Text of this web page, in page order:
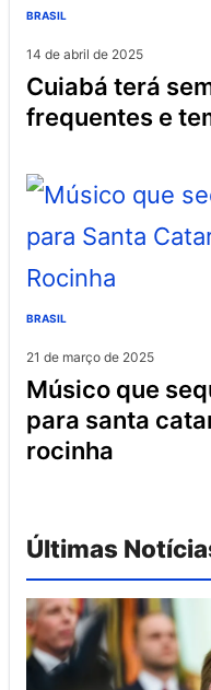
BRASIL
14 de abril de 2025
cuiabá terá semana com chuvas
frequentes e
BRASIL
21 de março de 2025
músico que sequestrou filha e fugiu
para santa
rocinha
Últimas